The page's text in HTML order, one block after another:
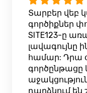
Տարբեր վեբ
գործիքներ
SITE123-ը
լավագույնը
համար: Դրա
դարձնում